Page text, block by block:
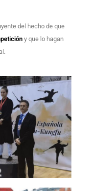
del hecho de que
y que lo hagan